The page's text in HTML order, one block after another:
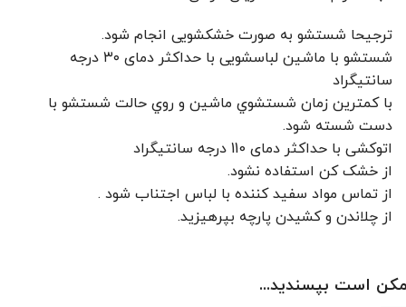
ترجیحا شستشو به صورت خشکشویی انجام شود.
شستشو با ماشین لباسشویی با حداکثر دمای ۳۰ درجه
سانتیگراد
با کمترين زمان شستشوي ماشين و روي حالت شستشو با
دست شسته شود.
اتوکشی با حداکثر دمای 110 درجه سانتیگراد
از خشک کن استفاده نشود.
از تماس مواد سفید کننده با لباس اجتناب شود .
از چلاندن و کشيدن پارچه بپرهيزيد.
است بپسندید...